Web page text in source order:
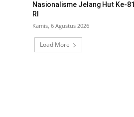
Nasionalisme Jelang Hut Ke-81
RI
Kamis, 6 Agustus 2026
Load More